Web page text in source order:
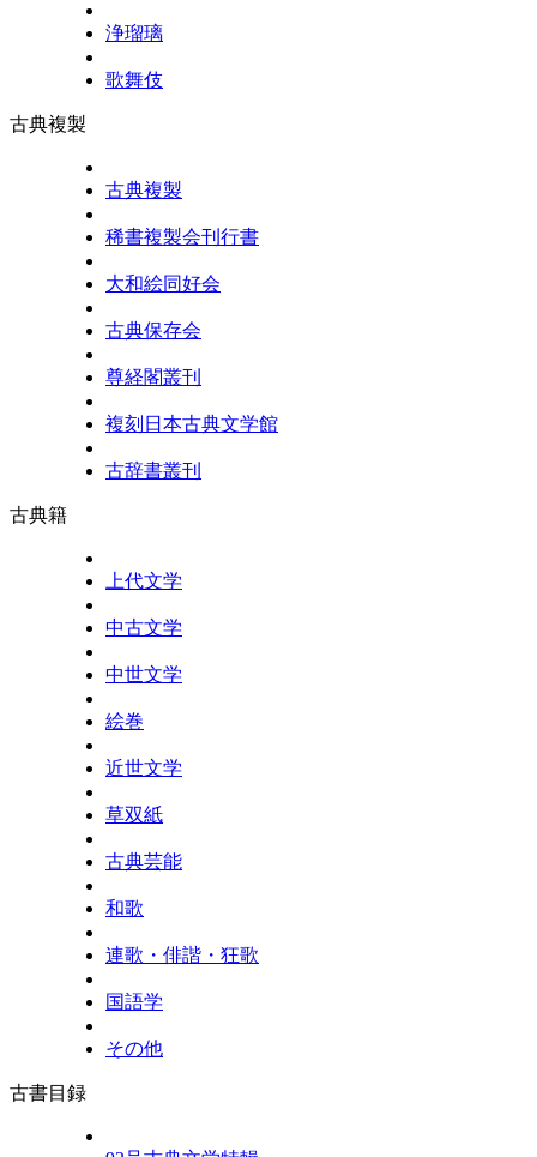
浄瑠璃
歌舞伎
古典複製
古典複製
稀書複製会刊行書
大和絵同好会
古典保存会
尊経閣叢刊
複刻日本古典文学館
古辞書叢刊
古典籍
上代文学
中古文学
中世文学
絵巻
近世文学
草双紙
古典芸能
和歌
連歌・俳諧・狂歌
国語学
その他
古書目録